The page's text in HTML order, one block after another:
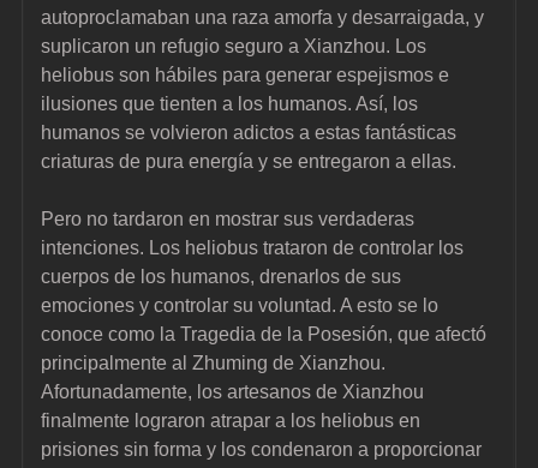
autoproclamaban una raza amorfa y desarraigada, y
suplicaron un refugio seguro a Xianzhou. Los
heliobus son hábiles para generar espejismos e
ilusiones que tienten a los humanos. Así, los
humanos se volvieron adictos a estas fantásticas
criaturas de pura energía y se entregaron a ellas.
Pero no tardaron en mostrar sus verdaderas
intenciones. Los heliobus trataron de controlar los
cuerpos de los humanos, drenarlos de sus
emociones y controlar su voluntad. A esto se lo
conoce como la Tragedia de la Posesión, que afectó
principalmente al Zhuming de Xianzhou.
Afortunadamente, los artesanos de Xianzhou
finalmente lograron atrapar a los heliobus en
prisiones sin forma y los condenaron a proporcionar